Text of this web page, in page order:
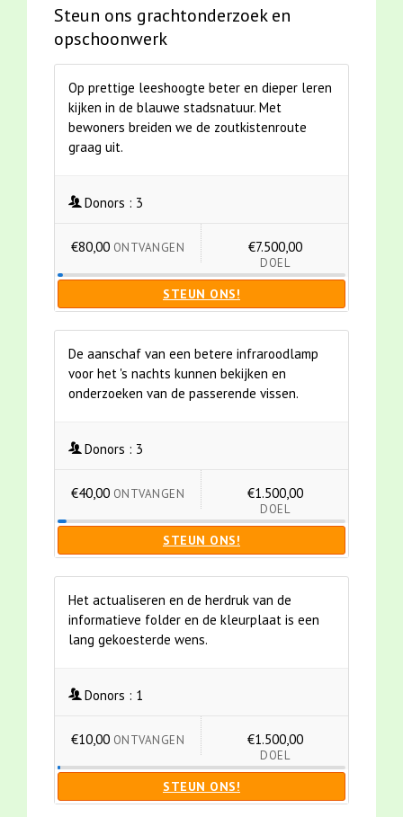
Steun ons grachtonderzoek en
opschoonwerk
Op prettige leeshoogte beter en dieper leren
kijken in de blauwe stadsnatuur. Met
bewoners breiden we de zoutkistenroute
graag uit.
Donors : 3
€80,00 ONTVANGEN €7.500,00
DOEL
STEUN ONS!
De aanschaf van een betere infraroodlamp
voor het 's nachts kunnen bekijken en
onderzoeken van de passerende vissen.
Donors : 3
€40,00 ONTVANGEN €1.500,00
DOEL
STEUN ONS!
Het actualiseren en de herdruk van de
informatieve folder en de kleurplaat is een
lang gekoesterde wens.
Donors : 1
€10,00 ONTVANGEN €1.500,00
DOEL
STEUN ONS!